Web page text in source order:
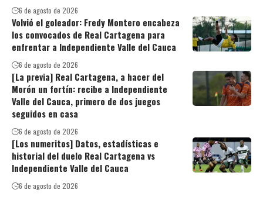
6 de agosto de 2026
Volvió el goleador: Fredy Montero encabeza
los convocados de Real Cartagena para
enfrentar a Independiente Valle del Cauca
6 de agosto de 2026
[La previa] Real Cartagena, a hacer del
Morón un fortín: recibe a Independiente
Valle del Cauca, primero de dos juegos
seguidos en casa
6 de agosto de 2026
[Los numeritos] Datos, estadísticas e
historial del duelo Real Cartagena vs
Independiente Valle del Cauca
6 de agosto de 2026